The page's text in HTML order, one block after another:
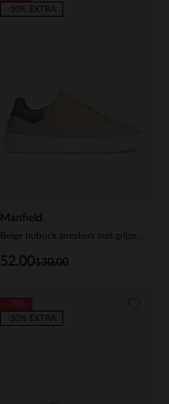
Manfield
130.00
52.00
-10% EXTRA
-10% EXTRA